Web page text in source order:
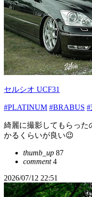
セルシオ UCF31
#PLATINUM #BRABUS
綺麗に撮影してもらった
かるくらいが良い😉
thumb_up 87
comment4
2026/07/12 22:51